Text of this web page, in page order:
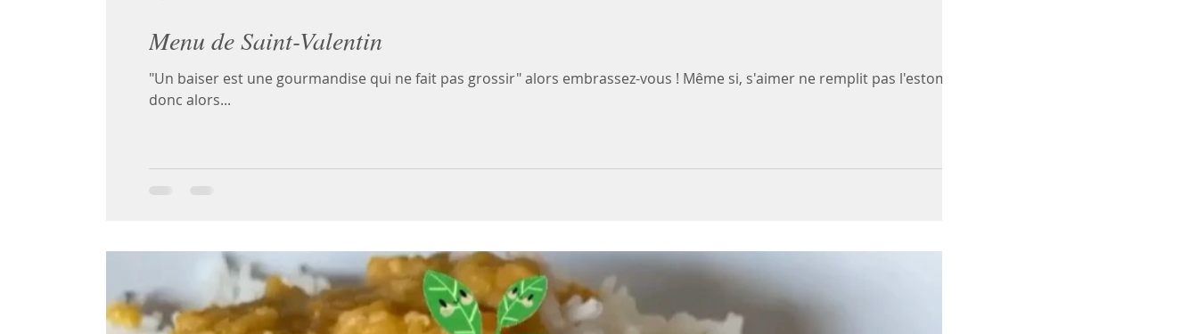
Menu de Saint-Valentin
"Un baiser est une gourmandise qui ne fait pas grossir" alors embrassez-vous ! Même si, s'aimer ne remplit pas l'estomac,
donc alors...